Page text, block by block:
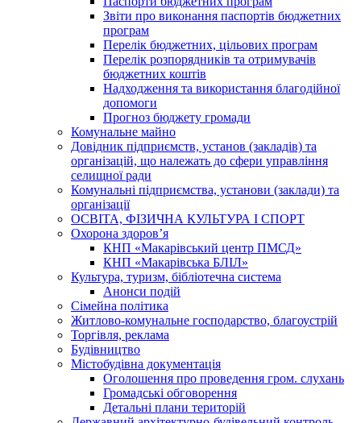
Звіти про виконання паспортів бюджетних
програм
Перелік бюджетних, цільових програм
Перелік розпорядників та отримувачів
бюджетних коштів
Надходження та використання благодійної
допомоги
Прогноз бюджету громади
Комунальне майно
Довідник підприємств, установ (закладів) та
організацій, що належать до сфери управління
селищної ради
Комунальні підприємства, установи (заклади) та
організації
ОСВІТА, ФІЗИЧНА КУЛЬТУРА І СПОРТ
Охорона здоров’я
КНП «Макарівський центр ПМСД»
КНП «Макарівська БЛІЛ»
Культура, туризм, бібліотечна система
Анонси подій
Сімейна політика
Житлово-комунальне господарство, благоустрій
Торгівля, реклама
Будівництво
Містобудівна документація
Оголошення про проведення гром. слухань
Громадські обговорення
Детальні плани територій